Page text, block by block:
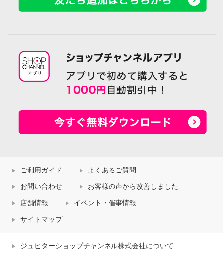
ご利用ガイド よくあるご質問
お問い合わせ お客様の声から改善しました
店舗情報 イベント・催事情報
サイトマップ
ジュピターショップチャンネル株式会社について